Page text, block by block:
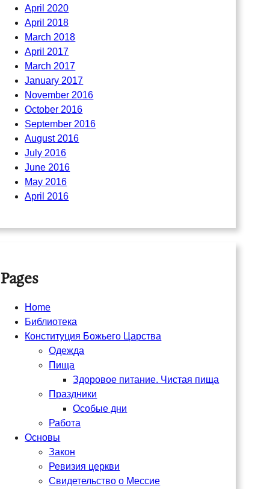
April 2020
April 2018
March 2018
April 2017
March 2017
January 2017
November 2016
October 2016
September 2016
August 2016
July 2016
June 2016
May 2016
April 2016
Pages
Home
Библиотека
Конституция Божьего Царства
Одежда
Пища
Здоровое питание. Чистая пища
Праздники
Особые дни
Работа
Основы
Закон
Ревизия церкви
Свидетельство о Мессие